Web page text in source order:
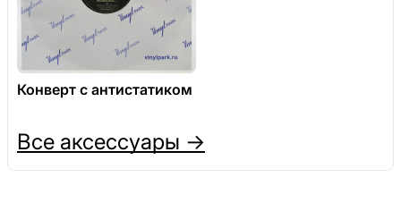
Конверт с антистатиком
Все аксессуары →